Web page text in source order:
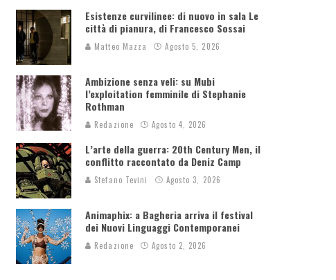
Esistenze curvilinee: di nuovo in sala Le
città di pianura, di Francesco Sossai
Matteo Mazza Agosto 5, 2026
Ambizione senza veli: su Mubi
l’exploitation femminile di Stephanie
Rothman
Redazione Agosto 4, 2026
L’arte della guerra: 20th Century Men, il
conflitto raccontato da Deniz Camp
Stefano Tevini Agosto 3, 2026
Animaphix: a Bagheria arriva il festival
dei Nuovi Linguaggi Contemporanei
Redazione Agosto 2, 2026